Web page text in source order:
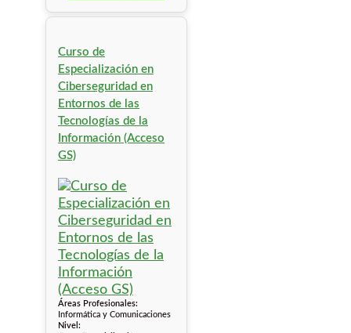
Curso de
Especialización en
Ciberseguridad en
Entornos de las
Tecnologías de la
Información (Acceso
GS)
Áreas Profesionales:
Informática y Comunicaciones
Nivel: